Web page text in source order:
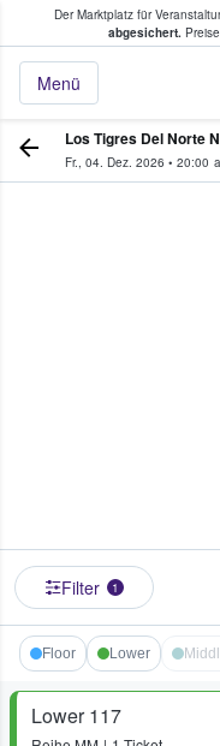
Der Marktplatz für
abgesichert.Preise
Menü
Tickets
Los Tigres Del Norte
Fr., 04. Dez. 2026 • 20:00
Filter 1
Floor Lower
Lower 117